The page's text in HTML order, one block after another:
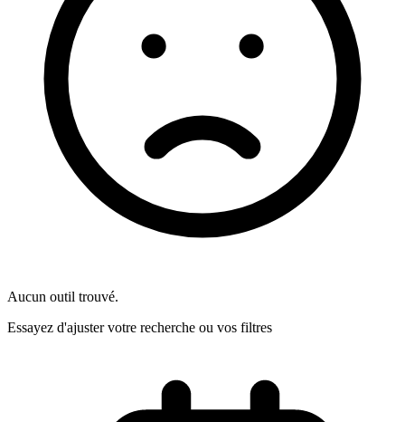
Aucun outil trouvé.
Essayez d'ajuster votre recherche ou vos filtres